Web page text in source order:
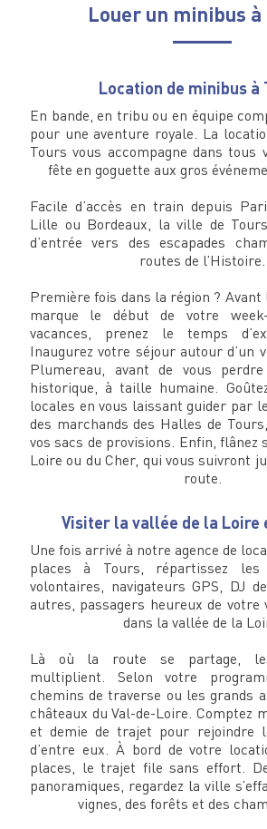
Louer un minibus à
Location de minibus à
En bande, en tribu ou en équipe
pour une aventure royale. La
Tours vous accompagne dans tous
fête en goguette aux gros
Facile d’accès en train depuis
Lille ou Bordeaux, la ville de
d’entrée vers des escapades
routes de l’Histoire.
Première fois dans la région ? Avant
marque le début de votre
vacances, prenez le temps
Inaugurez votre séjour autour d’un
Plumereau, avant de vous
historique, à taille humaine.
locales en vous laissant guider par
des marchands des Halles de
vos sacs de provisions. Enfin, flânez
Loire ou du Cher, qui vous suivront
route.
Visiter la vallée de la Loire
Une fois arrivé à notre agence de
places à Tours, répartissez
volontaires, navigateurs GPS, DJ
autres, passagers heureux de votre
dans la vallée de la
Là où la route se partage,
multiplient. Selon votre
chemins de traverse ou les grands
châteaux du Val-de-Loire. Comptez
et demie de trajet pour rejoindre
d’entre eux. À bord de votre
places, le trajet file sans effort.
panoramiques, regardez la ville
vignes, des forêts et des